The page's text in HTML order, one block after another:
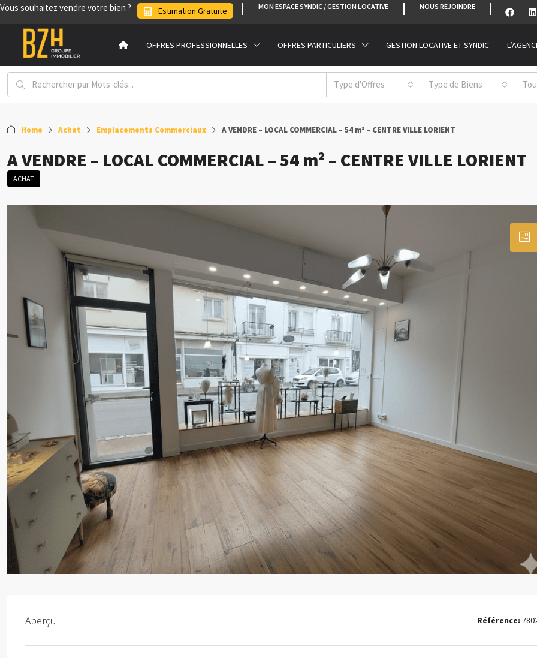
Vous souhaitez vendre votre bien ? Estimation Gratuite MON ESPACE SYNDIC / GESTION LOCATIVE NOUS REJOINDRE
OFFRES PROFESSIONNELLES OFFRES PARTICULIERS GESTION LOCATIVE ET SYNDIC
Type d'Offres Type de Biens
Home Achat Emplacements Commerciaux A VENDRE – LOCAL COMMERCIAL – 54 m² – CENTRE VILLE LORIENT
A VENDRE – LOCAL COMMERCIAL – 54 m² – CENTRE VILLE LORIENT
ACHAT
Aperçu Référence: